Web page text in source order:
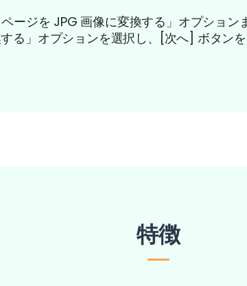
ページを JPG 画像に変換する」オプショ
る」オプションを選択し、[次へ] ボタンを
特徴